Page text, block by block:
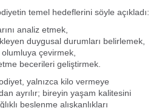
temel hedeflerini söyle açıkladı:
analiz etmek,
duygusal durumları belirlemek,
olumluya çevirmek,
becerileri geliştirmek.
yalnızca kilo vermeye
ayrılır; bireyin yaşam kalitesini
beslenme alışkanlıkları